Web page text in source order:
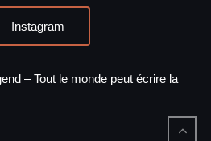
Instagram
– Tout le monde peut écrire la